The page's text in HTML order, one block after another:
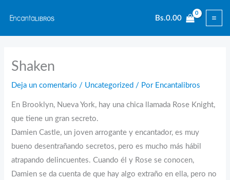
contenido
Bs.0.00
Shaken
Deja un comentario / Uncategorized / Por Encantalibros
En Brooklyn, Nueva York, hay una chica llamada Rose Knight,
que tiene un gran secreto.
Damien Castle, un joven arrogante y encantador, es muy
bueno desentrañando secretos, pero es mucho más hábil
atrapando delincuentes. Cuando él y Rose se conocen,
Damien se da cuenta de que hay algo extraño en ella, pero no